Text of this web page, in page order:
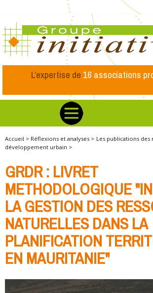
L’expertise de 16 associations
Accueil > Réflexions et analyses > Les publications des
développement urbain >
GRDR : LIVRET
METHODOLOGIQUE
LA GESTION DES
NATURELLES DANS LA
PLANIFICATION
EN MAURITANIE"